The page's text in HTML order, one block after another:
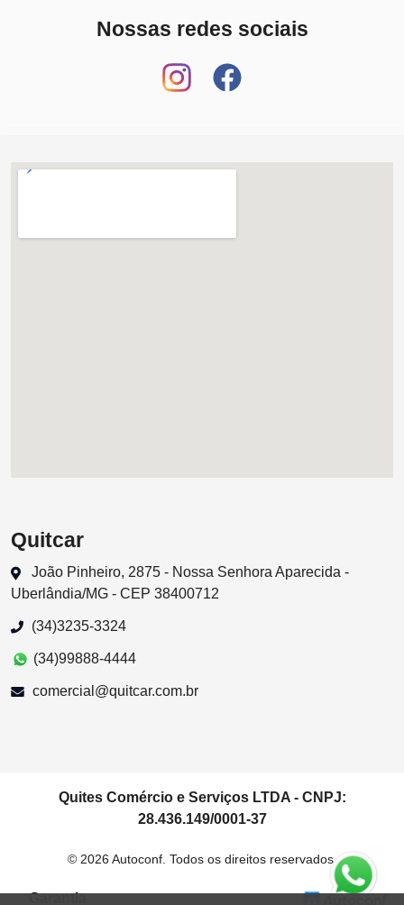
Nossas redes sociais
Quitcar
João Pinheiro, 2875 - Nossa Senhora Aparecida -
Uberlândia/MG - CEP 38400712
(34)3235-3324
(34)99888-4444
comercial@quitcar.com.br
Quites Comércio e Serviços LTDA - CNPJ:
28.436.149/0001-37
© 2026 Autoconf. Todos os direitos reservados.
Garantia